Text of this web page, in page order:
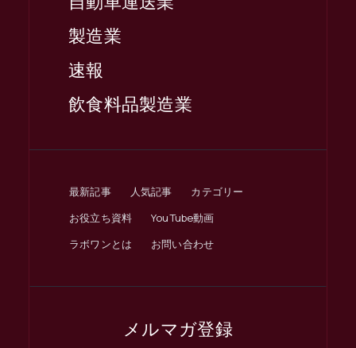
製造業
速報
飲食料品製造業
最新記事 人気記事
カテゴリー
お役立ち資料
YouTube動画
ラボワンとは
お問い合わせ
メルマガ登録